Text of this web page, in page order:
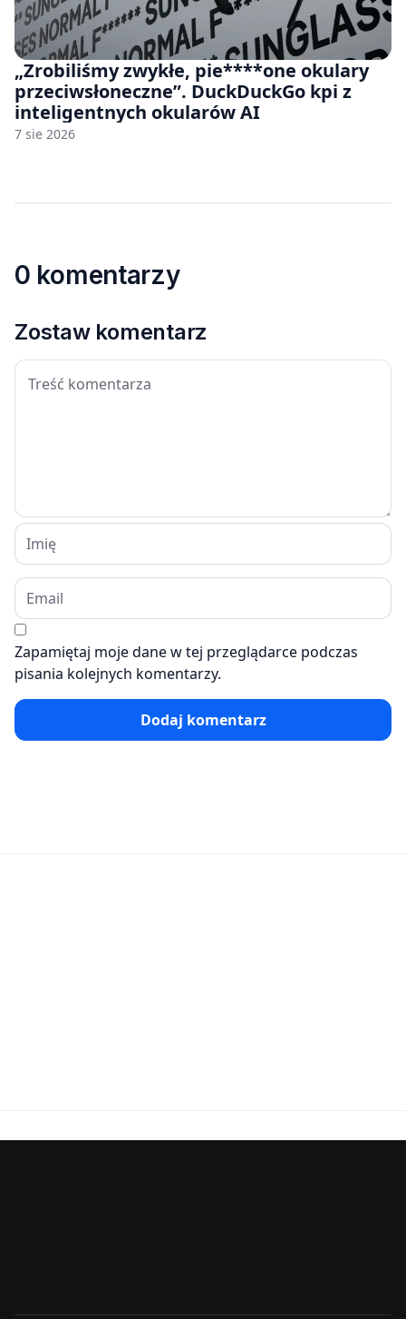
„Zrobiliśmy zwykłe, pie****one okulary
przeciwsłoneczne”. DuckDuckGo kpi z
inteligentnych okularów AI
7 sie 2026
0 komentarzy
Zostaw komentarz
Zapamiętaj moje dane w tej przeglądarce podczas
pisania kolejnych komentarzy.
Dodaj komentarz